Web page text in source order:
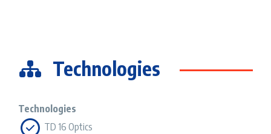
Technologies
Technologies
TD 16 Optics